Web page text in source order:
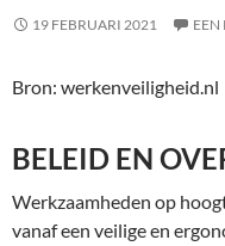
19 FEBRUARI 2021 EEN
Bron: werkenveiligheid.nl
BELEID EN
Werkzaamheden op
vanaf een veilige en